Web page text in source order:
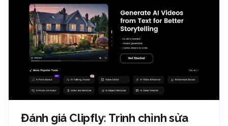
Đánh giá Clipfly: Trình chỉnh sửa